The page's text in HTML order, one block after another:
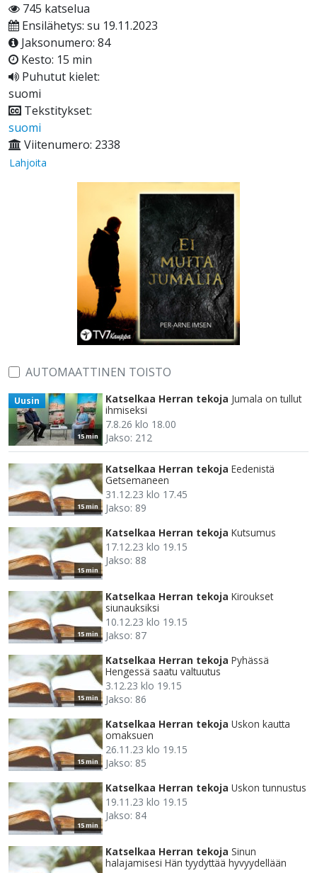
745 katselua
Ensilähetys: su 19.11.2023
Jaksonumero: 84
Kesto: 15 min
Puhutut kielet:
suomi
Tekstitykset:
suomi
Viitenumero: 2338
Lahjoita
AUTOMAATTINEN TOISTO
15 min
Uusin Katselkaa Herran tekoja Jumala on tullut
ihmiseksi
7.8.26 klo 18.00
Jakso: 212
15 min
Katselkaa Herran tekoja Eedenistä
Getsemaneen
31.12.23 klo 17.45
Jakso: 89
15 min
Katselkaa Herran tekoja Kutsumus
17.12.23 klo 19.15
Jakso: 88
15 min
Katselkaa Herran tekoja Kiroukset
siunauksiksi
10.12.23 klo 19.15
Jakso: 87
15 min
Katselkaa Herran tekoja Pyhässä
Hengessä saatu valtuutus
3.12.23 klo 19.15
Jakso: 86
15 min
Katselkaa Herran tekoja Uskon kautta
omaksuen
26.11.23 klo 19.15
Jakso: 85
15 min
Katselkaa Herran tekoja Uskon tunnustus
19.11.23 klo 19.15
Jakso: 84
Katselkaa Herran tekoja Sinun
halajamisesi Hän tyydyttää hyvyydellään